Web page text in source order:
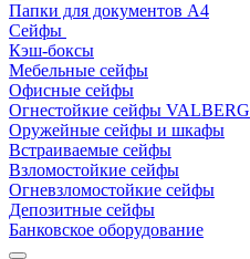
Папки для документов A4
Сейфы
Кэш-боксы
Мебельные сейфы
Офисные сейфы
Огнестойкие сейфы VALBERG
Оружейные сейфы и шкафы
Встраиваемые сейфы
Взломостойкие сейфы
Огневзломостойкие сейфы
Депозитные сейфы
Банковское оборудование